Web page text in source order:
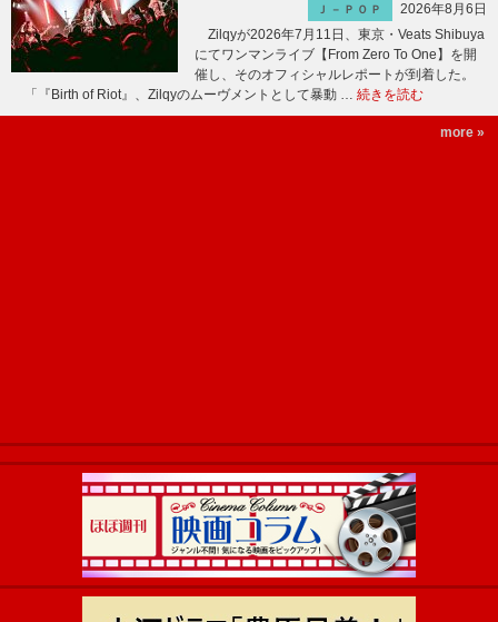
Ｊ－ＰＯＰ
2026年8月6日
Zilqyが2026年7月11日、東京・Veats Shibuya
にてワンマンライブ【From Zero To One】を開
催し、そのオフィシャルレポートが到着した。
「『Birth of Riot』、Zilqyのムーヴメントとして暴動 … 続きを読む
more »